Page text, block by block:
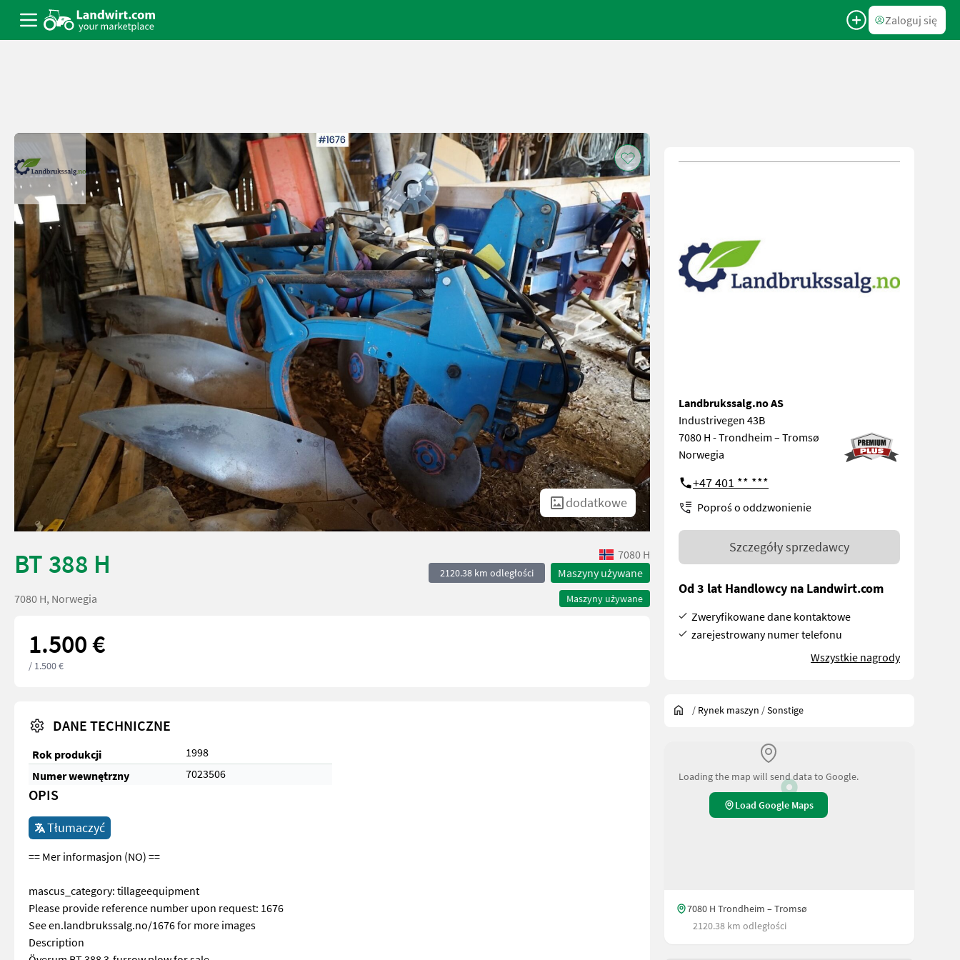
Zaloguj się
dodatkowe
BT 388 H 7080 H
2120.38 km odległości Maszyny używane
Maszyny używane
7080 H, Norwegia
1.500 €
/ 1.500 €
DANE TECHNICZNE
Rok produkcji
1998
Numer wewnętrzny
7023506
OPIS
Tłumaczyć
== Mer informasjon (NO) ==
mascus_category: tillageequipment
Please provide reference number upon request: 1676
See en.landbrukssalg.no/1676 for more images
Description
Landbrukssalg.no AS
Industrivegen 43B
7080 H - Trondheim – Tromsø
Norwegia
+47 401 ** ***
Poproś o oddzwonienie
Szczegóły sprzedawcy
Od 3 lat Handlowcy na Landwirt.com
Zweryfikowane dane kontaktowe
zarejestrowany numer telefonu
Wszystkie nagrody
/ Rynek maszyn /Sonstige
Loading the map will send data to Google.
Load Google Maps
7080 H Trondheim – Tromsø
2120.38 km odległości